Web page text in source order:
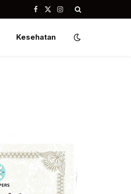
Facebook
X
Instagram
Kesehatan